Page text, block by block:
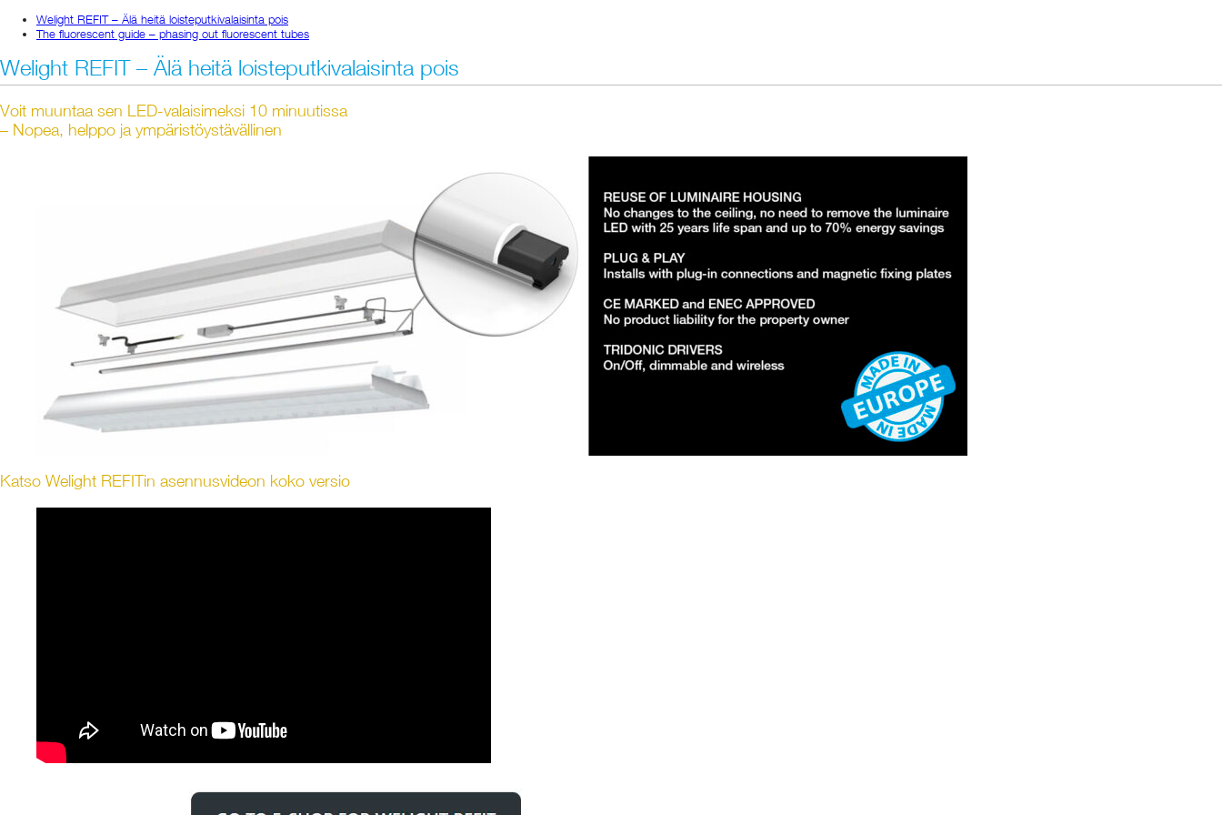
Welight REFIT – Älä heitä loisteputkivalaisinta pois
The fluorescent guide – phasing out fluorescent tubes
Welight REFIT – Älä heitä loisteputkivalaisinta pois
Voit muuntaa sen LED-valaisimeksi 10 minuutissa
– Nopea, helppo ja ympäristöystävällinen
Katso Welight REFITin asennusvideon koko versio